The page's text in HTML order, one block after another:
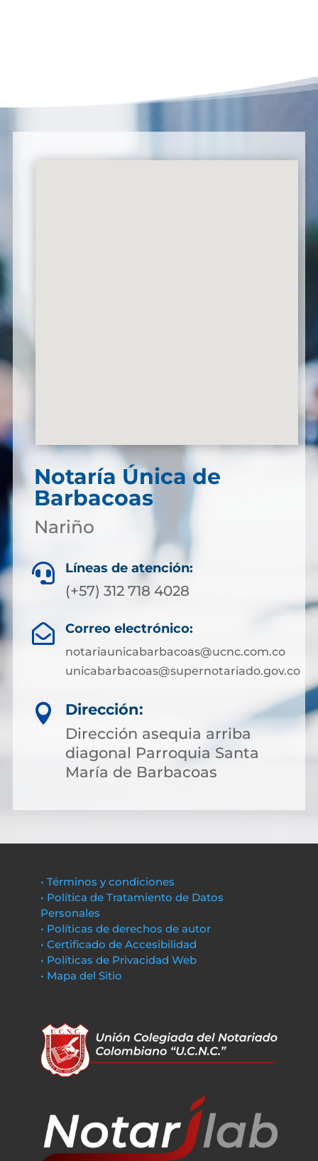
Notaría Única de
Barbacoas
Nariño
 Líneas de atención:
(+57) 312 718 4028
 Correo electrónico:
notariaunicabarbacoas@ucnc.com.co
unicabarbacoas@supernotariado.gov.co

Dirección:
Dirección asequia arriba
diagonal Parroquia Santa
María de Barbacoas
• Términos y condiciones
• Política de Tratamiento de Datos
Personales
• Políticas de derechos de autor
• Certificado de Accesibilidad
• Políticas de Privacidad Web
• Mapa del Sitio